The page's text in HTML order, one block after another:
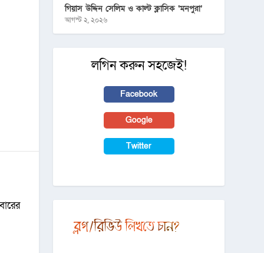
গিয়াস উদ্দিন সেলিম ও কাল্ট ক্লাসিক ‘মনপুরা’
আগস্ট ২, ২০২৬
লগিন করুন সহজেই!
Facebook
Google
Twitter